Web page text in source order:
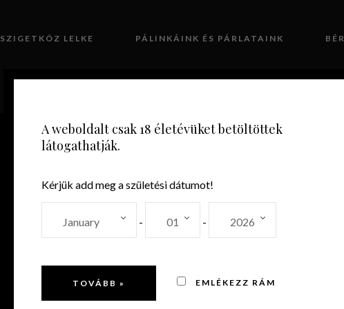
SZIGETKÖZ LELKE PÁLINKÁINK ÉS PÁRLATAINK
0.5L
A weboldalt csak 18 életévüket betöltöttek
látogathatják.
Kérjük add meg a születési dátumot!
- -
EMLÉKEZZ RÁM